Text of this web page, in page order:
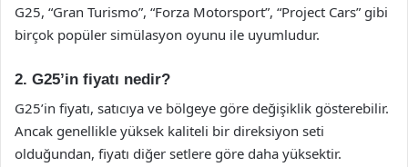
G25, “Gran Turismo”, “Forza Motorsport”, “Project Cars” gibi
birçok popüler simülasyon oyunu ile uyumludur.
2. G25’in fiyatı nedir?
G25’in fiyatı, satıcıya ve bölgeye göre değişiklik gösterebilir.
Ancak genellikle yüksek kaliteli bir direksiyon seti
olduğundan, fiyatı diğer setlere göre daha yüksektir.